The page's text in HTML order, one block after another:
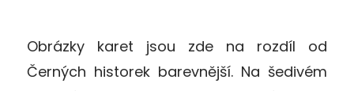
Obrázky karet jsou zde na rozdíl od
Černých historek barevnější. Na šedivém